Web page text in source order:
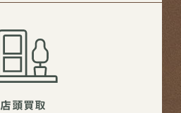
店頭買取